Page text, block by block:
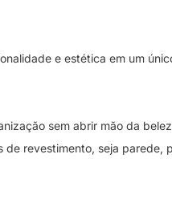
e estética em um
sem abrir mão da
revestimento, seja parede,